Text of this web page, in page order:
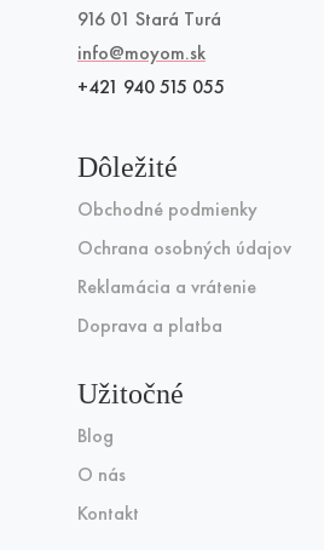
916 01 Stará Turá
info@moyom.sk
+421 940 515 055
Dôležité
Obchodné podmienky
Ochrana osobných údajov
Reklamácia a vrátenie
Doprava a platba
Užitočné
Blog
O nás
Kontakt